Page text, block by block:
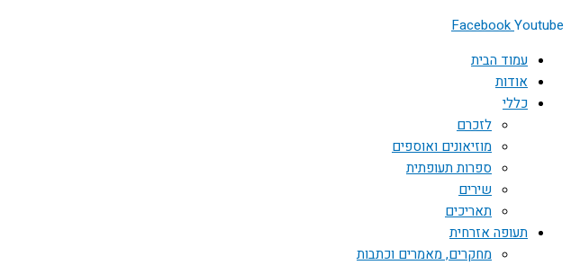
FacebookYoutube
עמוד הבית
אודות
כללי
לזכרם
מוזיאונים ואוספים
ספרות תעופתית
שירים
תאריכים
תעופה אזרחית
מחקרים, מאמרים וכתבות